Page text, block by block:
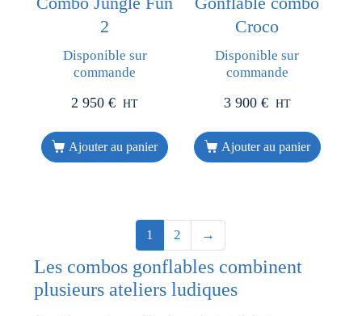
2
Disponible sur
commande
2 950€ HT
Ajouter au panier
Croco
Disponible sur
commande
3 900 € HT
Ajouter au panier
1 2 →
Les combos gonflables combinent
plusieurs ateliers ludiques